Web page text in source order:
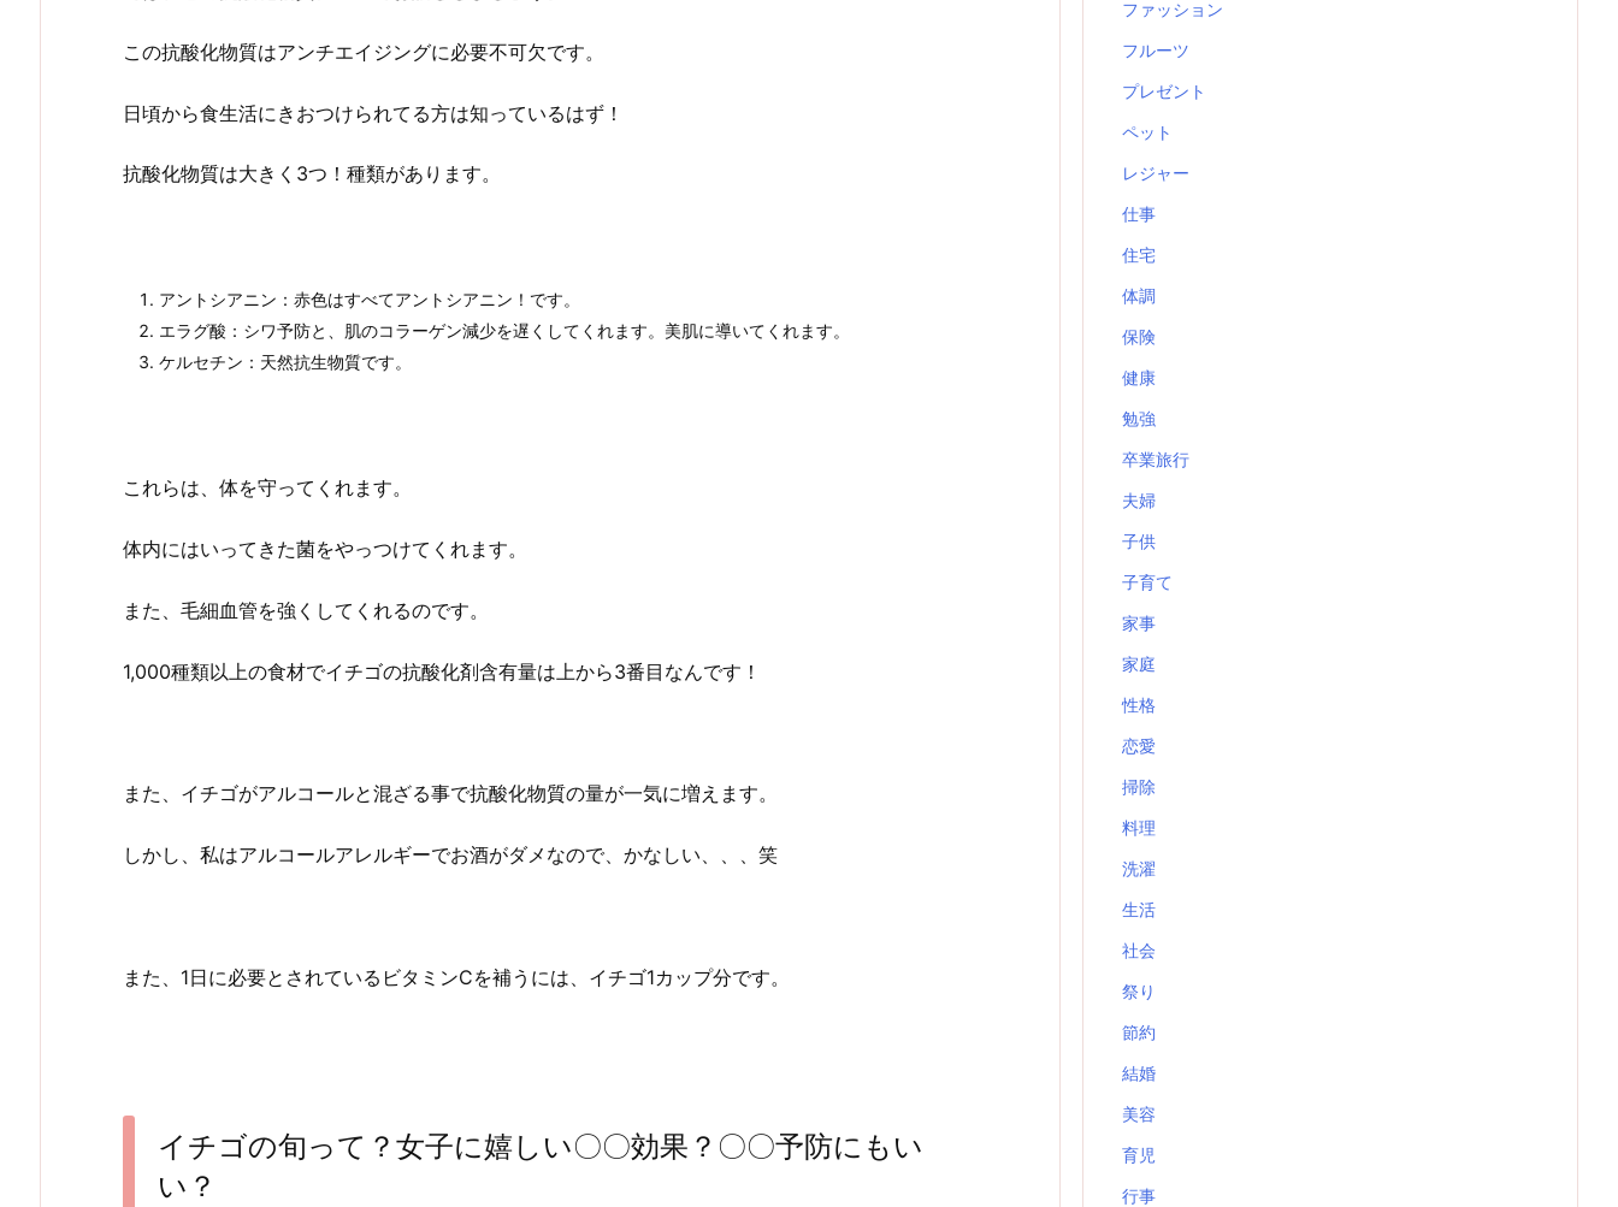
この抗酸化物質はアンチエイジングに必要不可欠です。
日頃から食生活にきおつけられてる方は知っているはず！
抗酸化物質は大きく3つ！種類があります。
アントシアニン：赤色はすべてアントシアニン！です。
エラグ酸：シワ予防と、肌のコラーゲン減少を遅くしてくれます。美肌に導いてくれます。
ケルセチン：天然抗生物質です。
これらは、体を守ってくれます。
体内にはいってきた菌をやっつけてくれます。
また、毛細血管を強くしてくれるのです。
1,000種類以上の食材でイチゴの抗酸化剤含有量は上から3番目なんです！
また、イチゴがアルコールと混ざる事で抗酸化物質の量が一気に増えます。
しかし、私はアルコールアレルギーでお酒がダメなので、かなしい、、、笑
また、1日に必要とされているビタミンCを補うには、イチゴ1カップ分です。
イチゴの旬って？女子に嬉しい〇〇効果？〇〇予防にもい
い？
ファッション
フルーツ
プレゼント
ペット
レジャー
仕事
住宅
体調
保険
健康
勉強
卒業旅行
夫婦
子供
子育て
家事
家庭
性格
恋愛
掃除
料理
洗濯
生活
社会
祭り
節約
結婚
美容
育児
行事